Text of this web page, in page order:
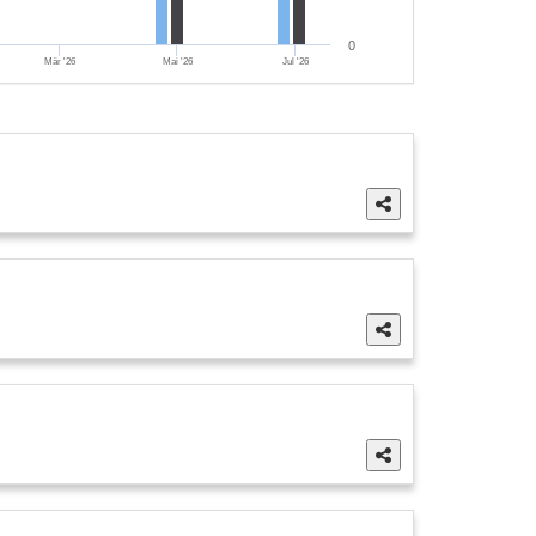
Mär '26 Mai '26 Jul '26
0